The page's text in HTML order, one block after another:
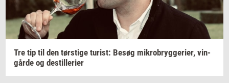
Tre tip til den tørsti­ge turist: Besøg mi­kro­bryg­ge­ri­er, vin­
går­de og destil­le­ri­er